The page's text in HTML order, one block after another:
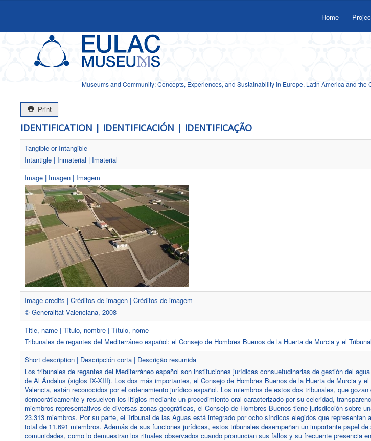
Museums and Community: Concepts, Experiences, and Sustainability in Europe, Latin America and the
Home
Print
IDENTIFICATION | IDENTIFICACIÓN | IDENTIFICAÇÃO
Tangible or Intangible
Intantigle | Inmaterial | Imaterial
Image | Imagen | Imagem
Image credits | Créditos de imagen | Créditos de imagem
© Generalitat Valenciana, 2008
Title, name | Titulo, nombre | Título, nome
Tribunales de regantes del Mediterráneo español: el Consejo de Hombres Buenos de la Huerta de Murcia y el
Short description | Descripción corta | Descrição resumida
Los tribunales de regantes del Mediterráneo español son instituciones jurídicas consuetudinarias de gestión del
de Al Ándalus (siglos IX-XIII). Los dos más importantes, el Consejo de Hombres Buenos de la Huerta de Murcia y
Valencia, están reconocidos por el ordenamiento jurídico español. Los miembros de estos dos tribunales, que
democráticamente y resuelven los litigios mediante un procedimiento oral caracterizado por su celeridad,
miembros representativos de diversas zonas geográficas, el Consejo de Hombres Buenos tiene jurisdicción sobre
23.313 miembros. Por su parte, el Tribunal de las Aguas está integrado por ocho síndicos elegidos que representan
total de 11.691 miembros. Además de sus funciones jurídicas, estos tribunales desempeñan un importante papel
comunidades, como lo demuestran los rituales observados cuando pronuncian sus fallos y su frecuente presencia